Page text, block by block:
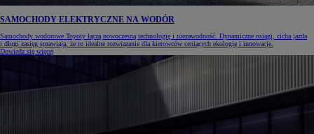
SAMOCHODY ELEKTRYCZNE NA WODÓR
Samochody wodorowe Toyoty łączą nowoczesną technologię i niezawodność. Dynamiczne osiągi, cicha jazda
i długi zasięg sprawiają, że to idealne rozwiązanie dla kierowców ceniących ekologię i innowacje.
Dowiedz się więcej